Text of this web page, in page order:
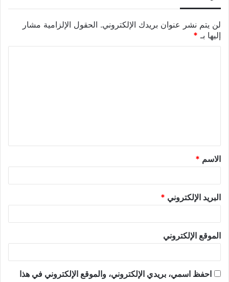
لن يتم نشر عنوان بريدك الإلكتروني. الحقول الإلزامية مشار
إليها بـ *
الاسم *
البريد الإلكتروني *
الموقع الإلكتروني
احفظ اسمي، بريدي الإلكتروني، والموقع الإلكتروني في هذا